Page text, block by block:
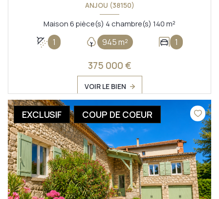
ANJOU (38150)
Maison 6 pièce(s) 4 chambre(s) 140 m²
1 945 m² 1
375 000 €
VOIR LE BIEN
EXCLUSIF COUP DE COEUR